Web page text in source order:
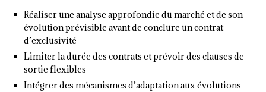
Réaliser une analyse approfondie du marché et de son
évolution prévisible avant de conclure un contrat
d’exclusivité
Limiter la durée des contrats et prévoir des clauses de
sortie flexibles
Intégrer des mécanismes d’adaptation aux évolutions